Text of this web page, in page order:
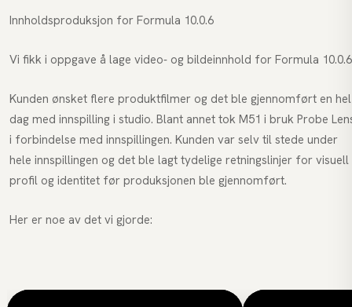
Innholdsproduksjon for Formula 10.0.6
Vi fikk i oppgave å lage video- og bildeinnhold for Formula 10.0.6
Kunden ønsket flere produktfilmer og det ble gjennomført en hel
dag med innspilling i studio. Blant annet tok M51 i bruk Probe
i forbindelse med innspillingen. Kunden var selv til stede under
hele innspillingen og det ble lagt tydelige retningslinjer for visuell
profil og identitet før produksjonen ble gjennomført.
Her er noe av det vi gjorde: